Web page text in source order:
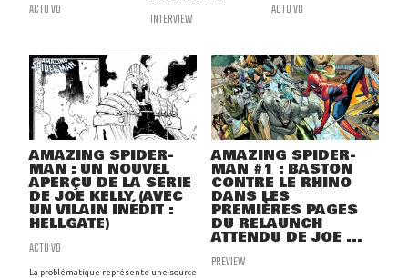
ACTU VO INTERVIEW ACTU VO
AMAZING SPIDER-
MAN : UN NOUVEL
APERÇU DE LA SÉRIE
DE JOE KELLY (AVEC
UN VILAIN INÉDIT :
HELLGATE)
ACTU VO
La problématique représente une source
AMAZING SPIDER-
MAN #1 : BASTON
CONTRE LE RHINO
DANS LES
PREMIÈRES PAGES
DU RELAUNCH
ATTENDU DE JOE ...
PREVIEW